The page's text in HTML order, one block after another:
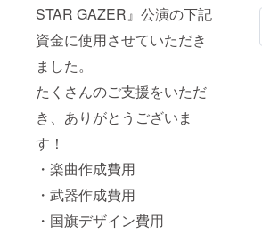
STAR GAZER』公演の下記
資金に使用させていただき
ました。
たくさんのご支援をいただ
き、ありがとうございま
す！
・楽曲作成費用
・武器作成費用
・国旗デザイン費用